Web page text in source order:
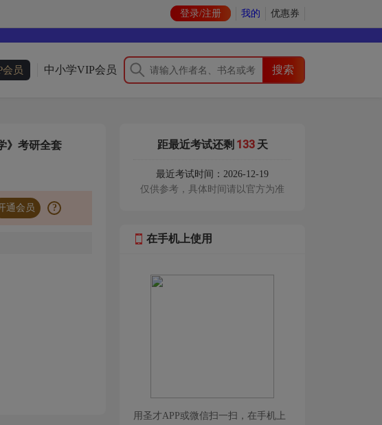
登录/注册 我的 优惠券
会员 中小学VIP会员
》考研全套
通会员 ?
距最近考试还剩 133 天
最近考试时间：2026-12-19
仅供参考，具体时间请以官方为准
在手机上使用
用圣才APP或微信扫一扫，在手机上